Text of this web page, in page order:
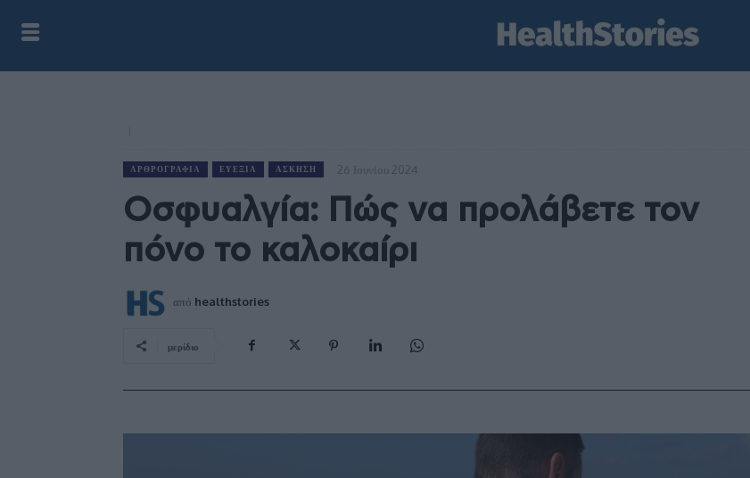
ΑΡΘΡΟΓΡΑΦΊΑ ΕΥΕΞΊΑ ΆΣΚΗΣΗ 26 Ιουνίου 2024
Οσφυαλγία: Πώς να προλάβετε τον
πόνο το καλοκαίρι
από healthstories
μερίδιο